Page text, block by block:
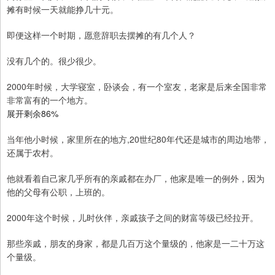
摊有时候一天就能挣几十元。
即便这样一个时期，愿意辞职去摆摊的有几个人？
没有几个的。很少很少。
2000年时候，大学寝室，卧谈会，有一个室友，老家是后来全国非常
非常富有的一个地方。
展开剩余86%
当年他小时候，家里所在的地方,20世纪80年代还是城市的周边地带，
还属于农村。
他就看着自己家几乎所有的亲戚都在办厂，他家是唯一的例外，因为
他的父母有公职，上班的。
2000年这个时候，儿时伙伴，亲戚孩子之间的财富等级已经拉开。
那些亲戚，朋友的身家，都是几百万这个量级的，他家是一二十万这
个量级。